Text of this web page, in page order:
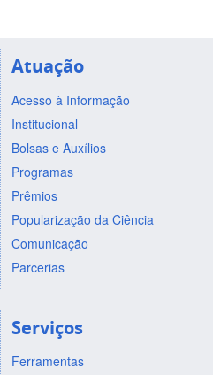
Atuação
Acesso à Informação
Institucional
Bolsas e Auxílios
Programas
Prêmios
Popularização da Ciência
Comunicação
Parcerias
Serviços
Ferramentas